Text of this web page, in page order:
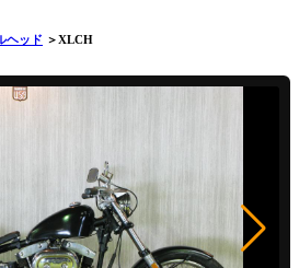
ヘッド ＞XLCH